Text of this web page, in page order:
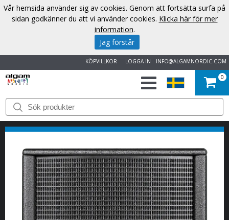
INFO@ALGAMNORDIC.COM
LOGGA IN
KÖPVILLKOR
START
VARUMÄRKEN
NYHETER
OM
OSS
0
Vår hemsida använder sig av cookies. Genom att fortsätta surfa på
sidan godkänner du att vi använder cookies. Klicka här för mer
information.
Jag förstår